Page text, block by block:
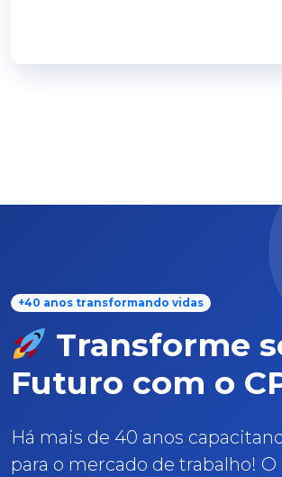
+40 anos transformando vidas
Transforme
Futuro com o
Há mais de 40 anos
para o mercado de trabalho! O